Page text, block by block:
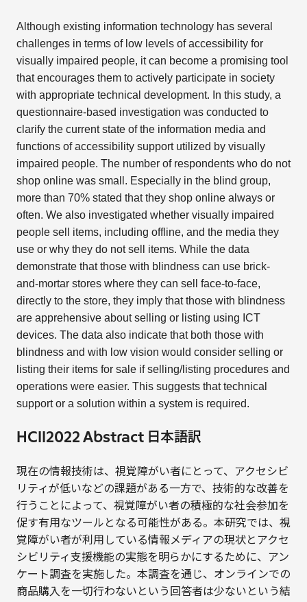
Although existing information technology has several
challenges in terms of low levels of accessibility for
visually impaired people, it can become a promising tool
that encourages them to actively participate in society
with appropriate technical development. In this study, a
questionnaire-based investigation was conducted to
clarify the current state of the information media and
functions of accessibility support utilized by visually
impaired people. The number of respondents who do not
shop online was small. Especially in the blind group,
more than 70% stated that they shop online always or
often. We also investigated whether visually impaired
people sell items, including offline, and the media they
use or why they do not sell items. While the data
demonstrate that those with blindness can use brick-
and-mortar stores where they can sell face-to-face,
directly to the store, they imply that those with blindness
are apprehensive about selling or listing using ICT
devices. The data also indicate that both those with
blindness and with low vision would consider selling or
listing their items for sale if selling/listing procedures and
operations were easier. This suggests that technical
support or a solution within a system is required.
HCII2022 Abstract 日本語訳
現在の情報技術は、視覚障がい者にとって、アクセシビ
リティが低いなどの課題がある一方で、技術的な改善を
行うことによって、視覚障がい者の積極的な社会参加を
促す有用なツールとなる可能性がある。本研究では、視
覚障がい者が利用している情報メディアの現状とアクセ
シビリティ支援機能の実態を明らかにするために、アン
ケート調査を実施した。本調査を通じ、オンラインでの
商品購入を一切行わないという回答者は少ないという結